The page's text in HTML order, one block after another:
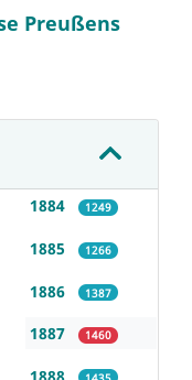
Preußens
1884 1249
1885 1266
1886 1387
1887 1460